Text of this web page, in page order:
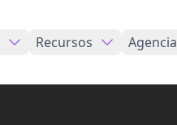
Recursos Agencia